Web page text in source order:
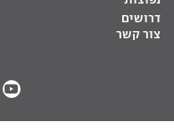
דרושים
צור קשר